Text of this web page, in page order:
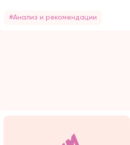
#Анализ и рекомендации